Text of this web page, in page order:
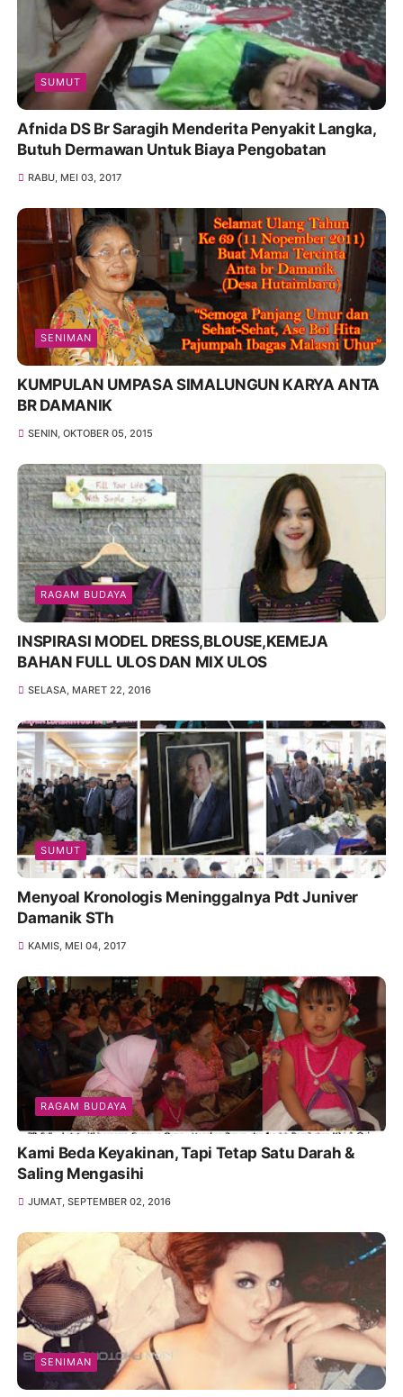
SUMUT
Afnida DS Br Saragih Menderita Penyakit Langka,
Butuh Dermawan Untuk Biaya Pengobatan
RABU, MEI 03, 2017
SENIMAN
KUMPULAN UMPASA SIMALUNGUN KARYA ANTA
BR DAMANIK
SENIN, OKTOBER 05, 2015
RAGAM BUDAYA
INSPIRASI MODEL DRESS,BLOUSE,KEMEJA
BAHAN FULL ULOS DAN MIX ULOS
SELASA, MARET 22, 2016
SUMUT
Menyoal Kronologis Meninggalnya Pdt Juniver
Damanik STh
KAMIS, MEI 04, 2017
RAGAM BUDAYA
Kami Beda Keyakinan, Tapi Tetap Satu Darah &
Saling Mengasihi
JUMAT, SEPTEMBER 02, 2016
SENIMAN